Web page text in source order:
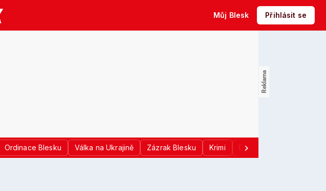
Můj Blesk Přihlásit se
Ordinace Blesku Válka na Ukrajině Zázrak Blesku Krimi Donald Trump